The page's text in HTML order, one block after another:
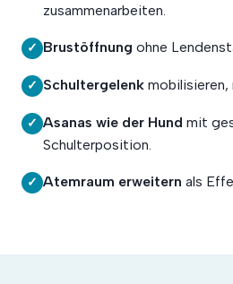
zusammenarbeiten.
✓ Brustöffnung ohne
✓ Schultergelenk mobilisieren,
✓ Asanas wie der Hund mit
Schulterposition.
✓ Atemraum erweitern als